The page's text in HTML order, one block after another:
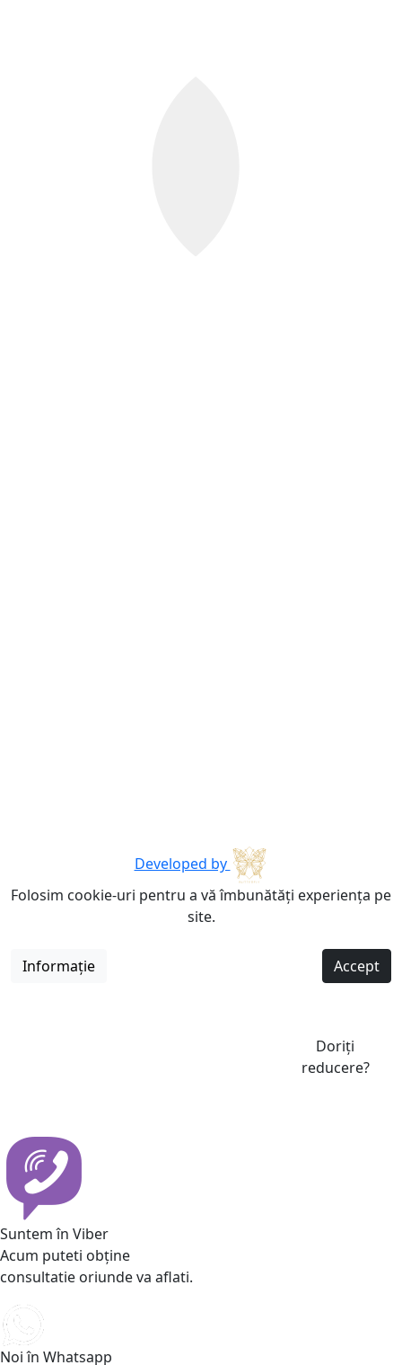
Developed by
Folosim cookie-uri pentru a vă îmbunătăți experiența pe
site.
Informație Accept
Doriți
reducere?
Suntem în Viber
Acum puteti obține
consultatie oriunde va aflati.
Noi în Whatsapp